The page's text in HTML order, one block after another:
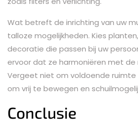
Wat betreft de inrichting van uw
talloze mogelijkheden. Kies
decoratie die passen bij uw
ervoor dat ze harmoniëren met de
Vergeet niet om voldoende
om vrij te bewegen en
Conclusie